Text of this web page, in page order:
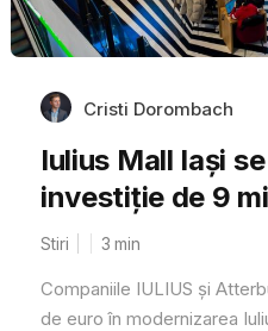
Cristi Dorombach
Iulius Mall Iași
investiție de 9
Stiri 3 min
Companiile IULIUS și
de euro în modernizarea